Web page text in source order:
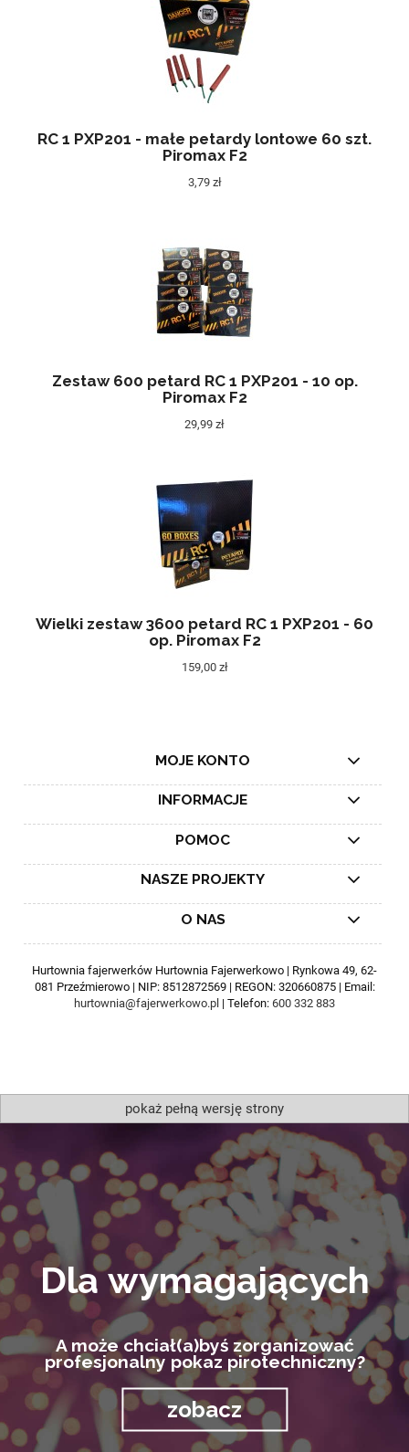
RC 1 PXP201 - małe petardy lontowe 60 szt.
Piromax F2
3,79 zł
Zestaw 600 petard RC 1 PXP201 - 10 op.
Piromax F2
29,99 zł
Wielki zestaw 3600 petard RC 1 PXP201 - 60
op. Piromax F2
159,00 zł
MOJE KONTO
INFORMACJE
POMOC
NASZE PROJEKTY
O NAS
Hurtownia fajerwerków Hurtownia Fajerwerkowo | Rynkowa 49, 62-
081 Przeźmierowo | NIP: 8512872569 | REGON: 320660875 | Email:
hurtownia@fajerwerkowo.pl | Telefon: 600 332 883
pokaż pełną wersję strony
Dla wymagających
A może chciał(a)byś zorganizować
profesjonalny pokaz pirotechniczny?
zobacz